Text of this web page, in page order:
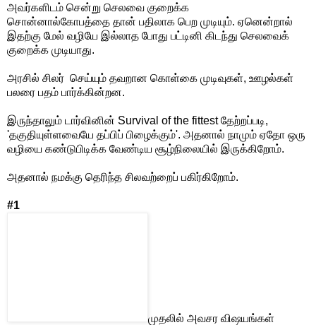
அவர்களிடம் சென்று செலவை குறைக்க
சொன்னால்கோபத்தை தான் பதிலாக பெற முடியும். ஏனென்றால்
இதற்கு மேல் வழியே இல்லாத போது பட்டினி கிடந்து செலவைக்
குறைக்க முடியாது.
அரசில் சிலர் செய்யும் தவறான கொள்கை முடிவுகள், ஊழல்கள்
பலரை பதம் பார்க்கின்றன.
இருந்தாலும் டார்வினின் Survival of the fittest தேற்றப்படி,
'தகுதியுள்ளவையே தப்பிப் பிழைக்கும்'. அதனால் நாமும் ஏதோ ஒரு
வழியை கண்டுபிடிக்க வேண்டிய சூழ்நிலையில் இருக்கிறோம்.
அதனால் நமக்கு தெரிந்த சிலவற்றைப் பகிர்கிறோம்.
#1
முதலில் அவசர விஷயங்கள்